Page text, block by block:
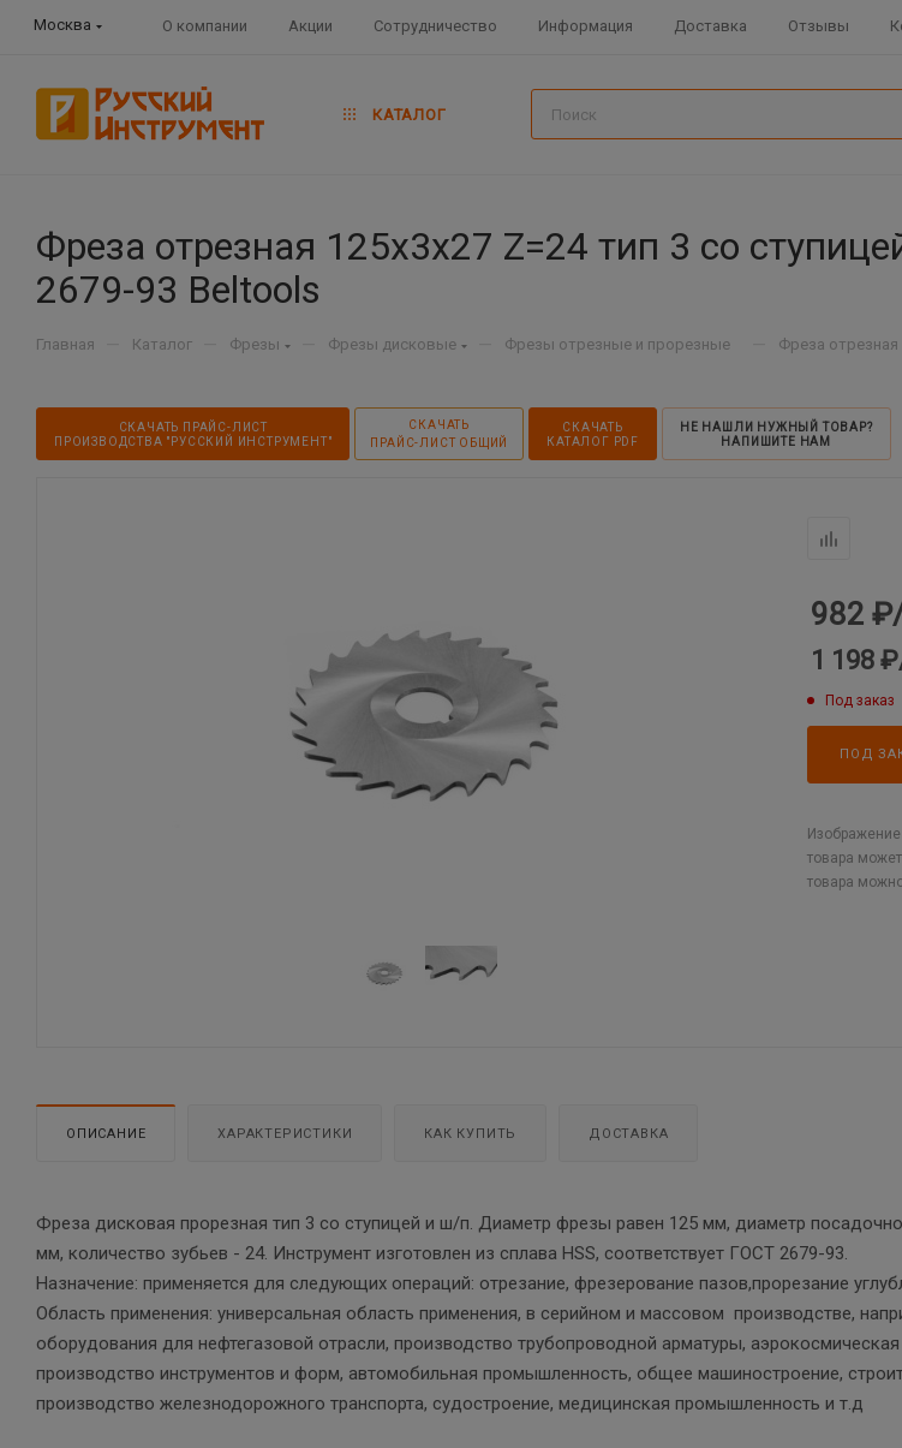
Москва О компании Акции Сотрудничество Информация Доставка Отзывы
КАТАЛОГ
Фреза отрезная 125х3х27 Z=24 тип 3 со
2679-93 Beltools
Главная Каталог Фрезы Фрезы дисковые Фрезы отрезные и прорезные Фреза отрезная
СКАЧАТЬ ПРАЙС-ЛИСТ
ПРОИЗВОДСТВА "РУССКИЙ ИНСТРУМЕНТ"
СКАЧАТЬ
ПРАЙС-ЛИСТ ОБЩИЙ
СКАЧАТЬ
КАТАЛОГ PDF
НЕ НАШЛИ НУЖНЫЙ ТОВАР?
НАПИШИТЕ НАМ
982 ₽
1 198 ₽
Под заказ
ПОД
товара
товара
ОПИСАНИЕ ХАРАКТЕРИСТИКИ КАК КУПИТЬ ДОСТАВКА
Фреза дисковая прорезная тип 3 со ступицей и ш/п. Диаметр фрезы равен 125 мм, диаметр
мм, количество зубьев - 24. Инструмент изготовлен из сплава HSS, соответствует ГОСТ 2679-93.
Назначение: применяется для следующих операций: отрезание, фрезерование пазов,прорезание
Область применения: универсальная область применения, в серийном и массовом производстве,
оборудования для нефтегазовой отрасли, производство трубопроводной арматуры,
производство инструментов и форм, автомобильная промышленность, общее машиностроение,
производство железнодорожного транспорта, судостроение, медицинская промышленность и т.д